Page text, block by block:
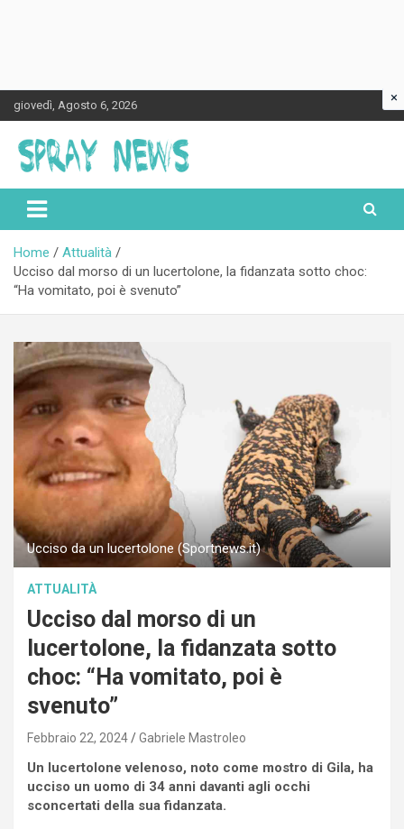
Skip
to
content
giovedì, Agosto 6, 2026
Spraynews.it
Home
Attualità
Ucciso dal morso di un lucertolone, la fidanzata sotto choc:
“Ha vomitato, poi è svenuto”
Ucciso da un lucertolone (Sportnews.it)
ATTUALITÀ
Ucciso dal morso di un
lucertolone, la fidanzata sotto
choc: “Ha vomitato, poi è
svenuto”
Febbraio 22, 2024 Gabriele Mastroleo
Un lucertolone velenoso, noto come mostro di Gila, ha
ucciso un uomo di 34 anni davanti agli occhi
sconcertati della sua fidanzata.
×